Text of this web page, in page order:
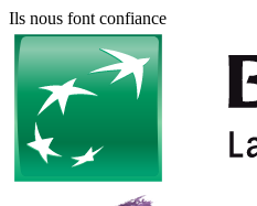
Ils nous font confiance